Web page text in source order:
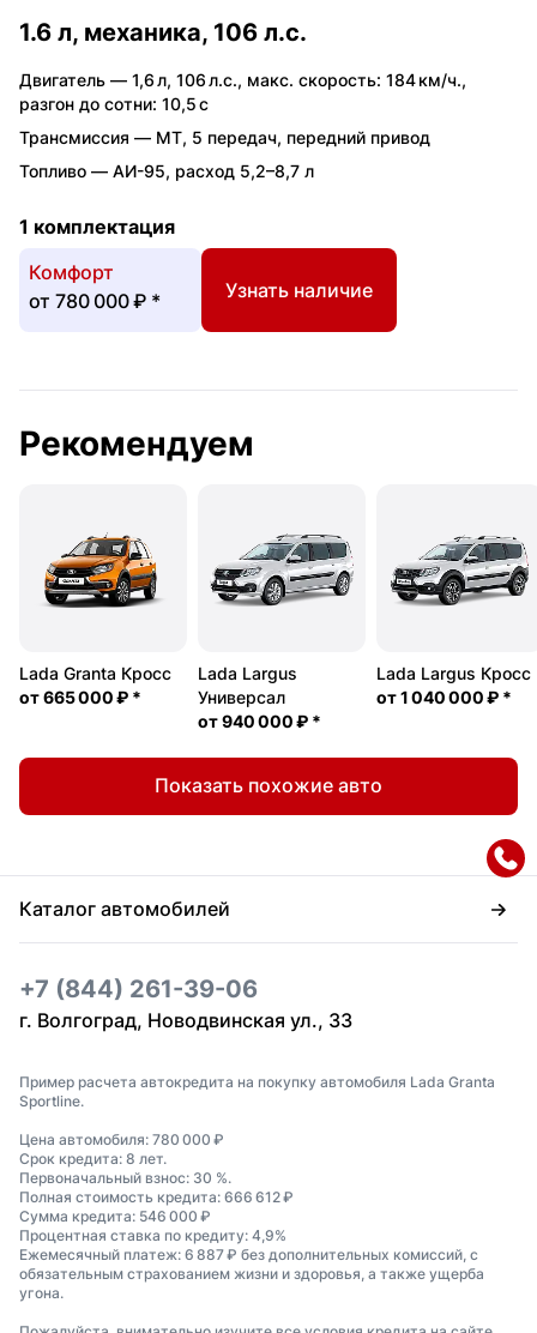
1.6 л, механика, 106 л.с.
Двигатель — 1,6 л, 106 л.с., макс. скорость: 184 км/ч.,
разгон до сотни: 10,5 с
Трансмиссия — MT, 5 передач, передний привод
Топливо — АИ-95, расход 5,2–8,7 л
1 комплектация
Комфорт
от 780 000 ₽ * Узнать наличие
Рекомендуем
Lada Granta Кросс
от665 000 ₽ *
Lada Largus
Универсал
от940 000 ₽ *
Lada Largus Кросс
от1 040 000 ₽ *
Показать похожие авто
Каталог автомобилей
+7 (844) 261-39-06
г. Волгоград, Новодвинская ул., 33
Пример расчета автокредита на покупку автомобиля Lada Granta
Sportline.
Цена автомобиля: 780 000 ₽
Срок кредита: 8 лет.
Первоначальный взнос: 30 %.
Полная стоимость кредита: 666 612 ₽
Сумма кредита: 546 000 ₽
Процентная ставка по кредиту: 4,9%
Ежемесячный платеж: 6 887 ₽ без дополнительных комиссий, с
обязательным страхованием жизни и здоровья, а также ущерба
угона.